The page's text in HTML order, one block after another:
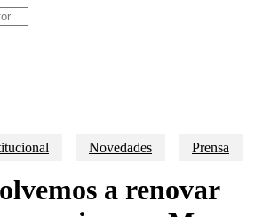
Novedades Prensa
a renovar